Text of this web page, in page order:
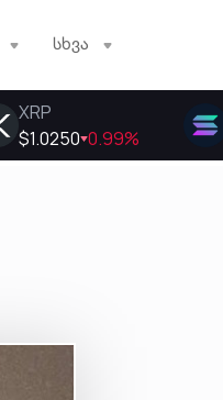
სხვა